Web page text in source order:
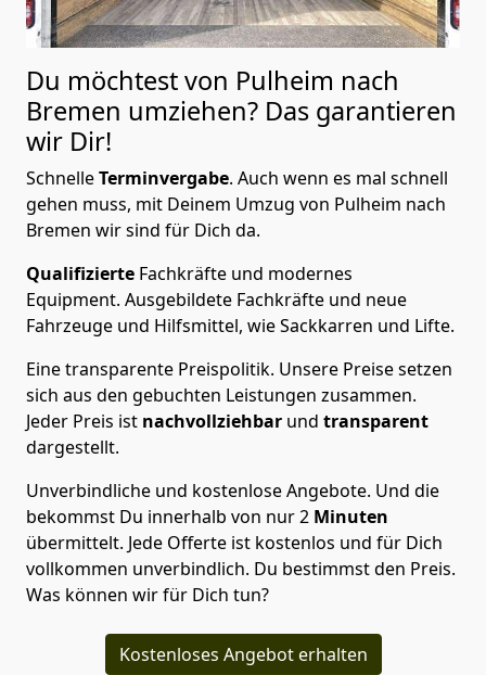
Du möchtest von Pulheim nach
Bremen umziehen? Das garantieren
wir Dir!
SchnelleTerminvergabe. Auch wenn es mal schnell
gehen muss, mit Deinem Umzug von Pulheim nach
Bremen wir sind für Dich da.
Qualifizierte Fachkräfte und modernes
Equipment. Ausgebildete Fachkräfte und neue
Fahrzeuge und Hilfsmittel, wie Sackkarren und Lifte.
Eine transparente Preispolitik. Unsere Preise setzen
sich aus den gebuchten Leistungen zusammen.
Jeder Preis ist nachvollziehbar und transparent
dargestellt.
Unverbindliche und kostenlose Angebote. Und die
bekommst Du innerhalb von nur2 Minuten
übermittelt. Jede Offerte ist kostenlos und für Dich
vollkommen unverbindlich. Du bestimmst den Preis.
Was können wir für Dich tun?
Kostenloses Angebot erhalten